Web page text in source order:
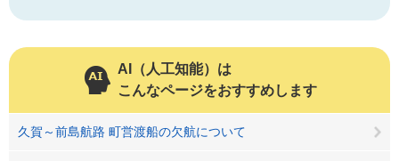
AI（人工知能）は
こんなページをおすすめします
久賀～前島航路 町営渡船の欠航について